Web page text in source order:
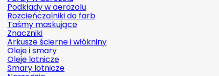
Podkłady w aerozolu
Rozcieńczalniki do farb
Taśmy maskujące
Znaczniki
Arkusze ścierne i włókniny
Oleje i smary
Oleje lotnicze
Smary lotnicze